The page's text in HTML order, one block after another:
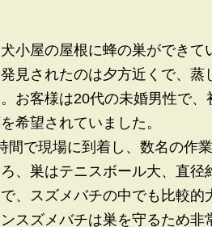
小屋の屋根に蜂の巣ができて
見されたのは夕方近くで、蒸
お客様は20代の未婚男性で、
希望されていました。
間で現場に到着し、数名の作
、巣はテニスボール大、直径
、スズメバチの中でも比較的
スズメバチは巣を守るため非